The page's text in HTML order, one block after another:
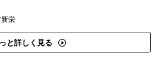
栄
と詳しく見る